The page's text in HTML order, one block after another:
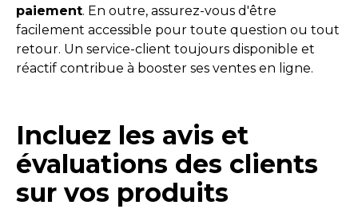
paiement. En outre, assurez-vous d'être
facilement accessible pour toute question ou tout
retour. Un service-client toujours disponible et
réactif contribue à booster ses ventes en ligne.
Incluez les avis et
évaluations des clients
sur vos produits